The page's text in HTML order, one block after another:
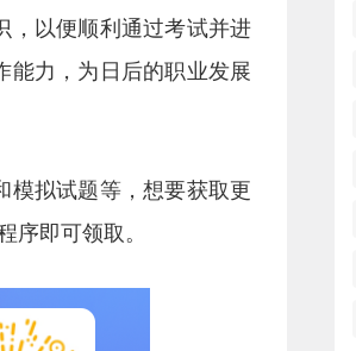
，以便顺利通过考试并进
能力，为日后的职业发展
模拟试题等，想要获取更
序即可领取。